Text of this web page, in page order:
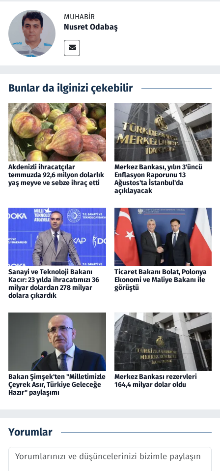
MUHABIR
Nusret Odabaş
Bunlar da ilginizi çekebilir
Akdenizli ihracatçılar
temmuzda 92,6 milyon dolarlık
yaş meyve ve sebze ihraç etti
Merkez Bankası, yılın 3'üncü
Enflasyon Raporunu 13
Ağustos'ta İstanbul'da
açıklayacak
Sanayi ve Teknoloji Bakanı
Kacır: 23 yılda ihracatımızı 36
milyar dolardan 278 milyar
dolara çıkardık
Ticaret Bakanı Bolat, Polonya
Ekonomi ve Maliye Bakanı ile
görüştü
Bakan Şimşek'ten "Milletimizle
Çeyrek Asır, Türkiye Geleceğe
Hazır" paylaşımı
Merkez Bankası rezervleri
164,4 milyar dolar oldu
Yorumlar